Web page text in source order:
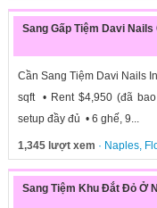
Sang Gấp Tiệm Davi Nails
Cần Sang Tiệm Davi Nails
sqft • Rent $4,950 (đã
setup đầy đủ • 6 ghế, 9...
1,345 lượt xem · Naples,
Sang Tiệm Khu Đắt Đỏ Ở